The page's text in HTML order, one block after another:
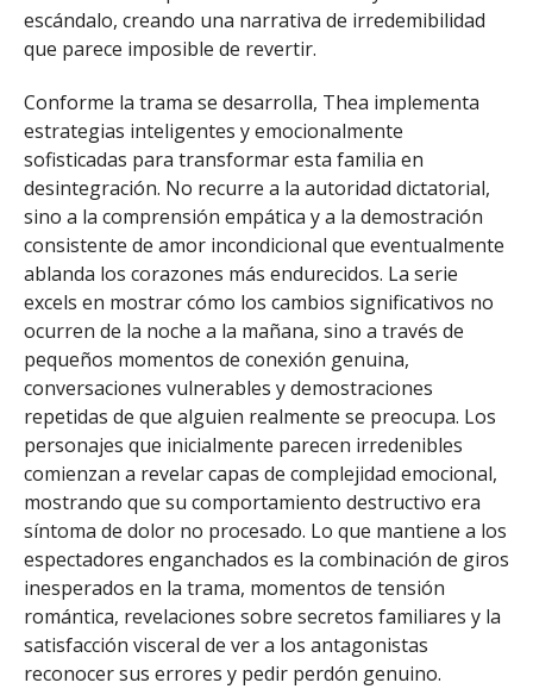
escándalo, creando una narrativa de irredemibilidad
que parece imposible de revertir.
Conforme la trama se desarrolla, Thea implementa
estrategias inteligentes y emocionalmente
sofisticadas para transformar esta familia en
desintegración. No recurre a la autoridad dictatorial,
sino a la comprensión empática y a la demostración
consistente de amor incondicional que eventualmente
ablanda los corazones más endurecidos. La serie
excels en mostrar cómo los cambios significativos no
ocurren de la noche a la mañana, sino a través de
pequeños momentos de conexión genuina,
conversaciones vulnerables y demostraciones
repetidas de que alguien realmente se preocupa. Los
personajes que inicialmente parecen irredenibles
comienzan a revelar capas de complejidad emocional,
mostrando que su comportamiento destructivo era
síntoma de dolor no procesado. Lo que mantiene a los
espectadores enganchados es la combinación de giros
inesperados en la trama, momentos de tensión
romántica, revelaciones sobre secretos familiares y la
satisfacción visceral de ver a los antagonistas
reconocer sus errores y pedir perdón genuino.